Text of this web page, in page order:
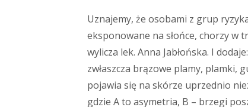
Uznajemy, że osobami z grup
eksponowane na słońce, chorzy w
wylicza lek. Anna Jabłońska. I
zwłaszcza brązowe plamy, plamki,
pojawia się na skórze uprzednio
gdzie A to asymetria, B – brzegi